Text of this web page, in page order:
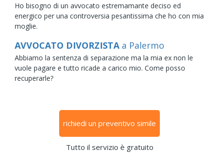
Ho bisogno di un avvocato estremamante deciso ed
energico per una controversia pesantissima che ho con mia
moglie.
AVVOCATO DIVORZISTA a Palermo
Abbiamo la sentenza di separazione ma la mia ex non le
vuole pagare e tutto ricade a carico mio. Come posso
recuperarle?
richiedi un preventivo simile
Tutto il servizio è gratuito